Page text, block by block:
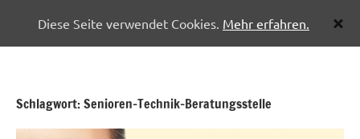
springen
Halberstadt
Schlagwort:Senioren-Technik-Beratungsstelle
Diese Seite verwendet Cookies. Mehr erfahren.